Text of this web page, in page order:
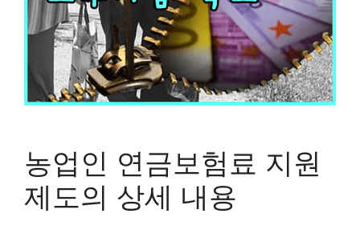
농업인 연금보험료 지원
제도의 상세 내용